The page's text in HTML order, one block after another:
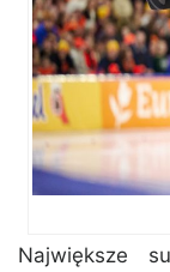
Największe